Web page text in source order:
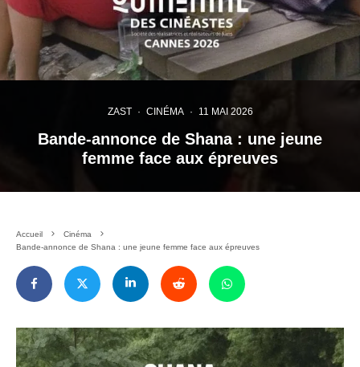
ZAST · CINÉMA · 11 MAI 2026
Bande-annonce de Shana : une jeune
femme face aux épreuves
Accueil
Cinéma
Bande-annonce de Shana : une jeune femme face aux épreuves